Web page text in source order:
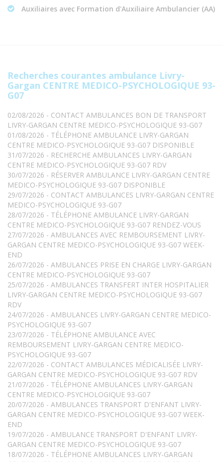
Auxiliaires avec Formation d'Auxiliaire Ambulancier (AA)
Recherches courantes ambulance Livry-
Gargan CENTRE MEDICO-PSYCHOLOGIQUE 93-
G07
02/08/2026 - CONTACT AMBULANCES BON DE TRANSPORT
LIVRY-GARGAN CENTRE MEDICO-PSYCHOLOGIQUE 93-G07
01/08/2026 - TÉLÉPHONE AMBULANCE LIVRY-GARGAN
CENTRE MEDICO-PSYCHOLOGIQUE 93-G07 DISPONIBLE
31/07/2026 - RECHERCHE AMBULANCES LIVRY-GARGAN
CENTRE MEDICO-PSYCHOLOGIQUE 93-G07 RDV
30/07/2026 - RÉSERVER AMBULANCE LIVRY-GARGAN CENTRE
MEDICO-PSYCHOLOGIQUE 93-G07 DISPONIBLE
29/07/2026 - CONTACT AMBULANCES LIVRY-GARGAN CENTRE
MEDICO-PSYCHOLOGIQUE 93-G07
28/07/2026 - TÉLÉPHONE AMBULANCE LIVRY-GARGAN
CENTRE MEDICO-PSYCHOLOGIQUE 93-G07 RENDEZ-VOUS
27/07/2026 - AMBULANCES AVEC REMBOURSEMENT LIVRY-
GARGAN CENTRE MEDICO-PSYCHOLOGIQUE 93-G07 WEEK-
END
26/07/2026 - AMBULANCES PRISE EN CHARGE LIVRY-GARGAN
CENTRE MEDICO-PSYCHOLOGIQUE 93-G07
25/07/2026 - AMBULANCES TRANSFERT INTER HOSPITALIER
LIVRY-GARGAN CENTRE MEDICO-PSYCHOLOGIQUE 93-G07
RDV
24/07/2026 - AMBULANCES LIVRY-GARGAN CENTRE MEDICO-
PSYCHOLOGIQUE 93-G07
23/07/2026 - TÉLÉPHONE AMBULANCE AVEC
REMBOURSEMENT LIVRY-GARGAN CENTRE MEDICO-
PSYCHOLOGIQUE 93-G07
22/07/2026 - CONTACT AMBULANCES MÉDICALISÉE LIVRY-
GARGAN CENTRE MEDICO-PSYCHOLOGIQUE 93-G07 RDV
21/07/2026 - TÉLÉPHONE AMBULANCES LIVRY-GARGAN
CENTRE MEDICO-PSYCHOLOGIQUE 93-G07
20/07/2026 - AMBULANCES TRANSPORT D'ENFANT LIVRY-
GARGAN CENTRE MEDICO-PSYCHOLOGIQUE 93-G07 WEEK-
END
19/07/2026 - AMBULANCE TRANSPORT D'ENFANT LIVRY-
GARGAN CENTRE MEDICO-PSYCHOLOGIQUE 93-G07
18/07/2026 - TÉLÉPHONE AMBULANCES LIVRY-GARGAN